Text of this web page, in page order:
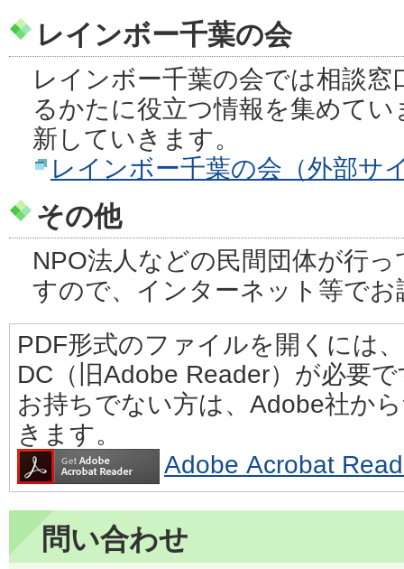
レインボー千葉の会
レインボー千葉の会では相談
るかたに役立つ情報を集めて
新していきます。
レインボー千葉の会（外部サ
その他
NPO法人などの民間団体が行
すので、インターネット等で
PDF形式のファイルを開くには
DC（旧Adobe Reader）が必要
お持ちでない方は、Adobe社か
きます。
Adobe Acrobat
問い合わせ